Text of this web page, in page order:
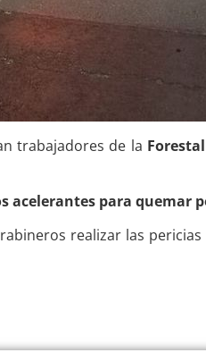
trabajadores de la
acelerantes para quemar
realizar las